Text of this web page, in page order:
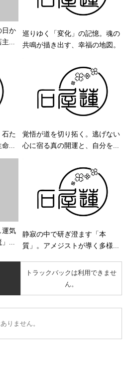
か
...
巡りゆく「変化」の記憶。魂の
共鳴が描き出す、幸福の地図。
石た
...
覚悟が道を切り拓く。逃げない
心に宿る真の開運と、自分を...
運気
」...
静寂の中で研ぎ澄ます「本
質」。アメジストが導く多様...
トラックバックは利用できませ
ん。
りません。